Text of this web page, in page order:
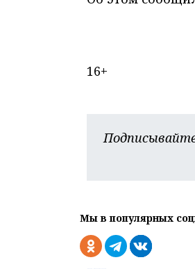
16+
Мы в популярных